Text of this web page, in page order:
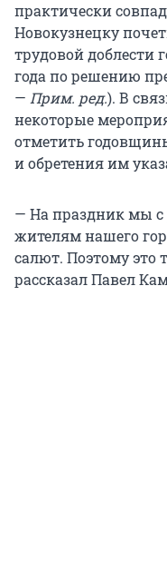
практически
Новокузнецку
трудовой доблести
года по решению
— Прим. ред.). В
некоторые
отметить
и обретения им
— На праздник мы
жителям нашего
салют. Поэтому это
рассказал Павел